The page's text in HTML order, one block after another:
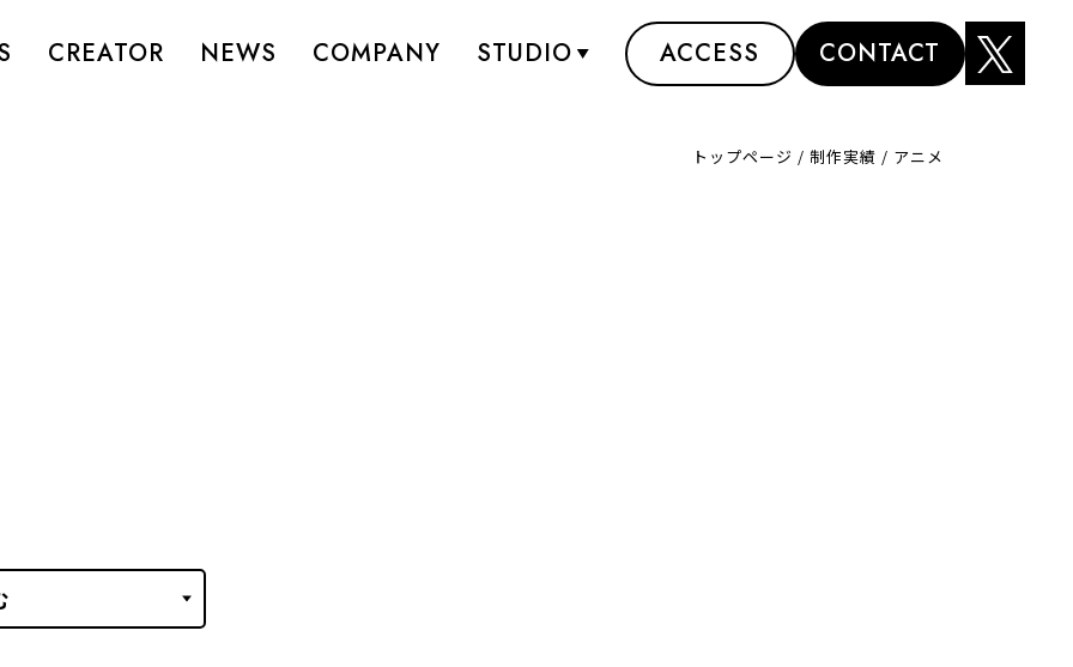
CREATOR NEWS COMPANY STUDIO ACCESS CONTACT
トップページ /制作実績 / アニメ